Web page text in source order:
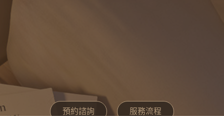
預約諮詢 服務流程